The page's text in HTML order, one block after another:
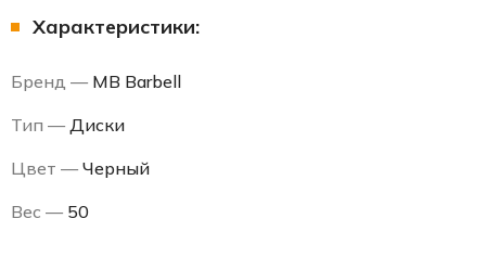
Характеристики:
Бренд — MB Barbell
Тип — Диски
Цвет — Черный
Вес — 50